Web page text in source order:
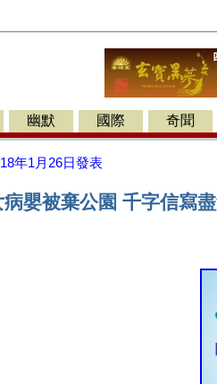
幽默 國際 奇聞
年1月26日發表
病嬰被棄公園 千字信寫